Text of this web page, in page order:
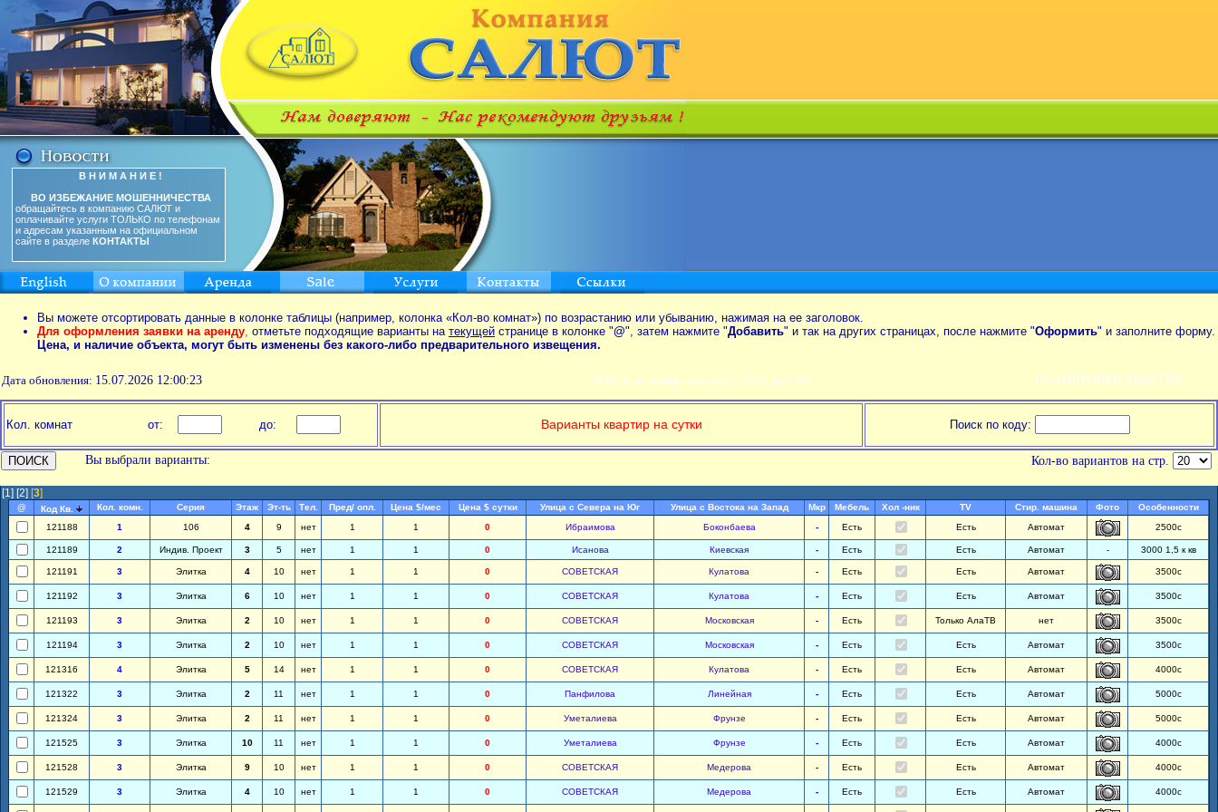
В Н И М А Н И Е !
ВО ИЗБЕЖАНИЕ МОШЕННИЧЕСТВА
обращайтесь в компанию САЛЮТ и
оплачивайте услуги ТОЛЬКО по телефонам
и адресам указанным на официальном
сайте в разделе КОНТАКТЫ
Вы можете отсортировать данные в колонке таблицы (например, колонка «Кол-во комнат») по возрастанию или убыванию, нажимая на ее заголовок.
Для оформления заявки на аренду, отметьте подходящие варианты на текущей странице в колонке "@", затем нажмите "Добавить" и так на других страницах, после нажмите "Оформить" и заполните форму.
Цена, и наличие объекта, могут быть изменены без какого-либо предварительного извещения.
Дата обновления: 15.07.2026 12:00:23 ПОИСК по аренде квартир от MIN до 550$ ПЛАНИРОВКИ КВАРТИР
Кол. комнат от: до: Варианты квартир на сутки Поиск по коду:
Вы выбрали варианты: Кол-во вариантов на стр.
[1] [2] [3]
@ Код Кв. Кол. комн. Серия Этаж Эт-ть Тел. Пред/ опл. Цена $/мес Цена $ сутки Улица с Севера на Юг Улица с Востока на Запад Мкр Мебель Хол -ник TV Стир. машина Фото
Особенности
121188
1 106 4 9 нет 1 1 0 Ибраимова Боконбаева - Есть Есть Автомат 2500с
121189 2 Индив. Проект 3 5 нет 1 1 0 Исанова Киевская - Есть Есть Автомат - 3000 1,5 к кв
121191 3 Элитка 4 10 нет 1 1 0 СОВЕТСКАЯ Кулатова - Есть Есть Автомат 3500с
121192 3 Элитка 6 10 нет 1 1 0 СОВЕТСКАЯ Кулатова - Есть Есть Автомат 3500с
121193 3 Элитка 2 10 нет 1 1 0 СОВЕТСКАЯ Московская - Есть Только АлаТВ нет 3500с
121194 3 Элитка 2 10 нет 1 1 0 СОВЕТСКАЯ Московская - Есть Есть Автомат 3500с
121316 4 Элитка 5 14 нет 1 1 0 СОВЕТСКАЯ Кулатова - Есть Есть Автомат 4000с
121322 3 Элитка 2 11 нет 1 1 0 Панфилова Линейная - Есть Есть Автомат 5000с
121324 3 Элитка 2 11 нет 1 1 0 Уметалиева Фрунзе - Есть Есть Автомат 5000с
121525 3 Элитка 10 11 нет 1 1 0 Уметалиева Фрунзе - Есть Есть Автомат 4000с
121528 3 Элитка 9 10 нет 1 1 0 СОВЕТСКАЯ Медерова - Есть Есть Автомат 4000с
121529 3 Элитка 4 10 нет 1 1 0 СОВЕТСКАЯ Медерова - Есть Есть Автомат 4000с